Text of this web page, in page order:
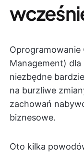
Oprogramowanie
Management)
niezbędne
na burzliwe
zachowań
biznesowe.
Oto kilka